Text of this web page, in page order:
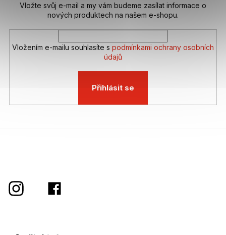
Vložte svůj e-mail a my vám budeme zasílat informace o
nových produktech na našem e-shopu.
Vložením e-mailu souhlasíte s podmínkami ochrany osobních
údajů
Přihlásit se